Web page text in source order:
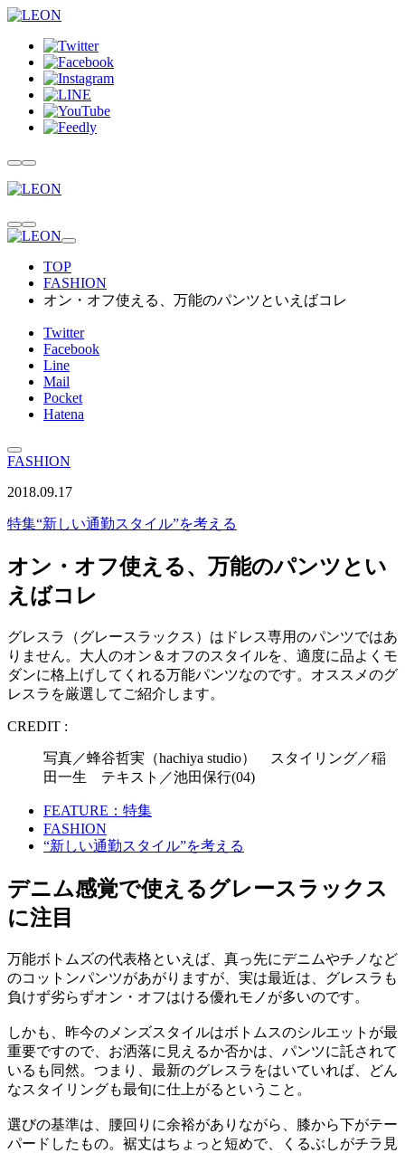
TOP
FASHION
オン・オフ使える、万能のパンツといえばコレ
Twitter
Facebook
Line
Mail
Pocket
Hatena
FASHION
2018.09.17
特集“新しい通勤スタイル”を考える
オン・オフ使える、万能のパンツとい
えばコレ
グレスラ（グレースラックス）はドレス専用のパンツではあ
りません。大人のオン＆オフのスタイルを、適度に品よくモ
ダンに格上げしてくれる万能パンツなのです。オススメのグ
レスラを厳選してご紹介します。
CREDIT :
写真／蜂谷哲実（hachiya studio） スタイリング／稲
田一生 テキスト／池田保行(04)
FEATURE：特集
FASHION
“新しい通勤スタイル”を考える
デニム感覚で使えるグレースラックス
に注目
万能ボトムズの代表格といえば、真っ先にデニムやチノなど
のコットンパンツがあがりますが、実は最近は、グレスラも
負けず劣らずオン・オフはける優れモノが多いのです。
しかも、昨今のメンズスタイルはボトムスのシルエットが最
重要ですので、お洒落に見えるか否かは、パンツに託されて
いるも同然。つまり、最新のグレスラをはいていれば、どん
なスタイリングも最旬に仕上がるということ。
選びの基準は、腰回りに余裕がありながら、膝から下がテー
パードしたもの。裾丈はちょっと短めで、くるぶしがチラ見